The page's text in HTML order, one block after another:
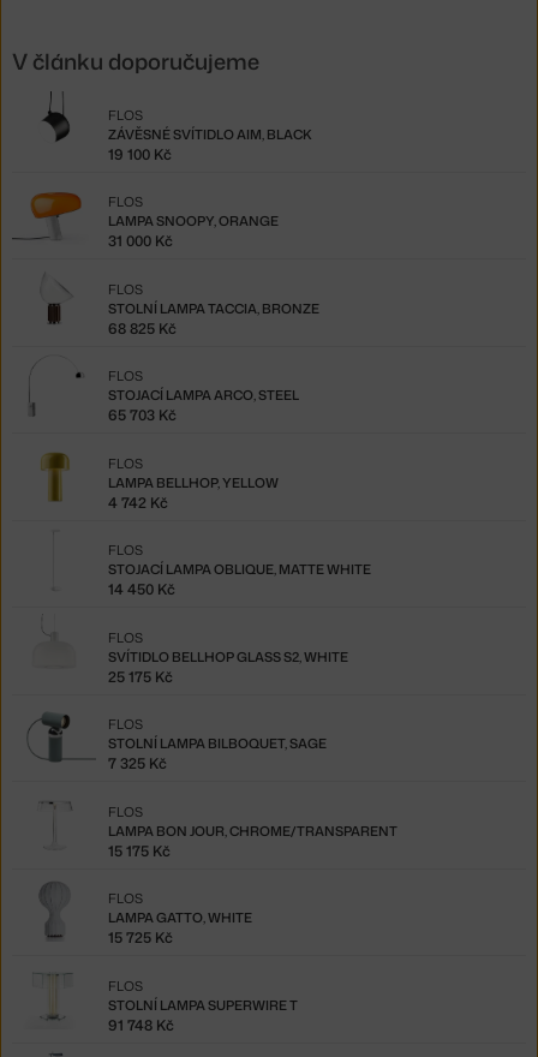
V článku doporučujeme
ZÁVĚSNÉ SVÍTIDLO AIM, BLACK
FLOS
19 100 Kč
LAMPA SNOOPY, ORANGE
FLOS
31 000 Kč
STOLNÍ LAMPA TACCIA, BRONZE
FLOS
68 825 Kč
STOJACÍ LAMPA ARCO, STEEL
FLOS
65 703 Kč
LAMPA BELLHOP, YELLOW
FLOS
4 742 Kč
STOJACÍ LAMPA OBLIQUE, MATTE WHITE
FLOS
14 450 Kč
SVÍTIDLO BELLHOP GLASS S2, WHITE
FLOS
25 175 Kč
STOLNÍ LAMPA BILBOQUET, SAGE
FLOS
7 325 Kč
LAMPA BON JOUR, CHROME/TRANSPARENT
FLOS
15 175 Kč
LAMPA GATTO, WHITE
FLOS
15 725 Kč
STOLNÍ LAMPA SUPERWIRE T
FLOS
91 748 Kč